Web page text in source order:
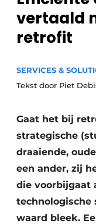
Privacy /
Vacature
Video’s
vertaald
retrofit
SERVICES &
Tekst door Piet
Gaat het bij
strategische
draaiende,
een ander, zij
die voorbijgaat
technologische
waard bleek.